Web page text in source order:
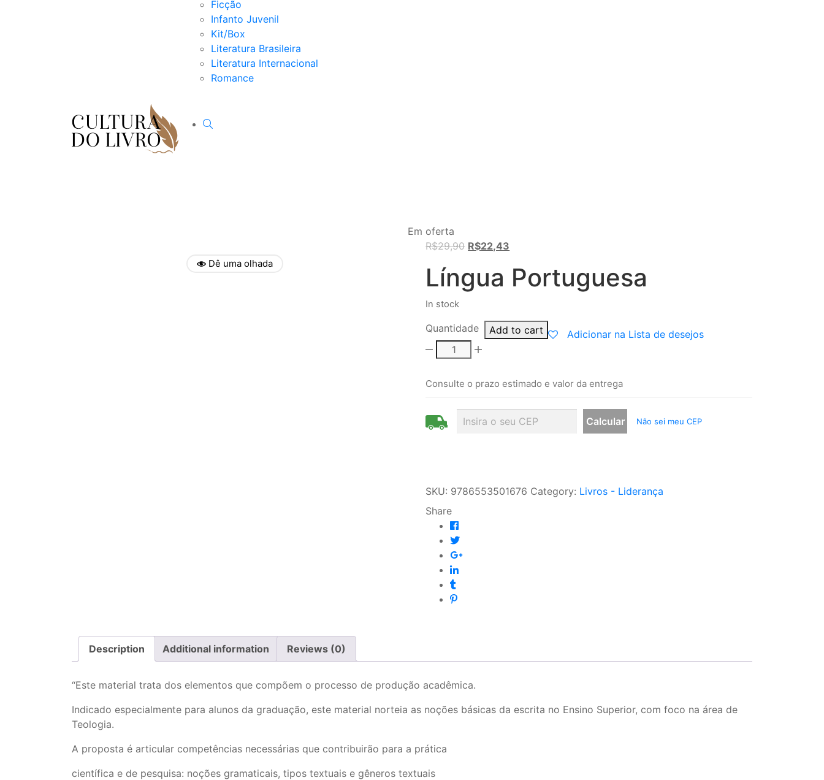
Ficção
Infanto Juvenil
Kit/Box
Literatura Brasileira
Literatura Internacional
Romance
Em oferta
Dê uma olhada
R$29,90 Original
was:
R$29,90.
R$22,43
is:
R$22,43.
Língua Portuguesa
In stock
Quantidade Add to cart Adicionar na Lista de desejos
Consulte o prazo estimado e valor da entrega
Não sei meu CEP
SKU: 9786553501676 Category: Livros - Liderança
Share
Description Additional information Reviews (0)
“Este material trata dos elementos que compõem o processo de produção acadêmica.
Indicado especialmente para alunos da graduação, este material norteia as noções básicas da escrita no Ensino Superior, com foco na área de
Teologia.
A proposta é articular competências necessárias que contribuirão para a prática
científica e de pesquisa: noções gramaticais, tipos textuais e gêneros textuais